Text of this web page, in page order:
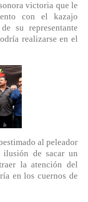
victoria que le
con el kazajo
su representante
realizarse en el
al peleador
ilusión de sacar un
la atención del
en los cuernos de